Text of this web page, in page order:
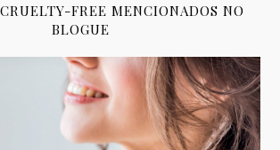
FREE MENCIONADOS NO
BLOGUE